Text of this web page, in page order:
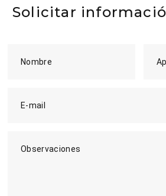
Solicitar
Nombre
E-mail
Observaciones